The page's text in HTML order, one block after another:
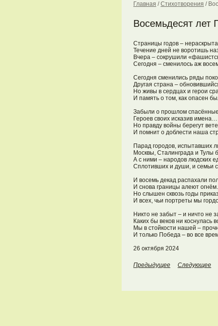
Главная /Стихотворения /
Восемьдесят лет
Страницы годов –
Течение дней не воротишь
Вчера – сокрушили
Сегодня – сменилось аж
Сегодня сменились ряды
Другая страна –
Но живы в сердцах и герои
И память о том, как опасен
Забыли о прошлом
Героев своих исказив имена…
Но правду войны берегут
И помнит о доблести наша
Парад городов, испытавших
Москвы, Сталинграда и Тулы
А с ними – народов людских
Сплотивших и души, и семьи
И восемь декад распахали
И снова границы алеют
Но слышен сквозь годы
И всех, чьи портреты мы
Никто не забыт – и ничто не
Каких бы веков ни коснулась
Мы в стойкости нашей –
И только Победа – во все
Предыдущее Следующее